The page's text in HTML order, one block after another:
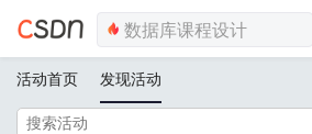
活动首页 发现活动